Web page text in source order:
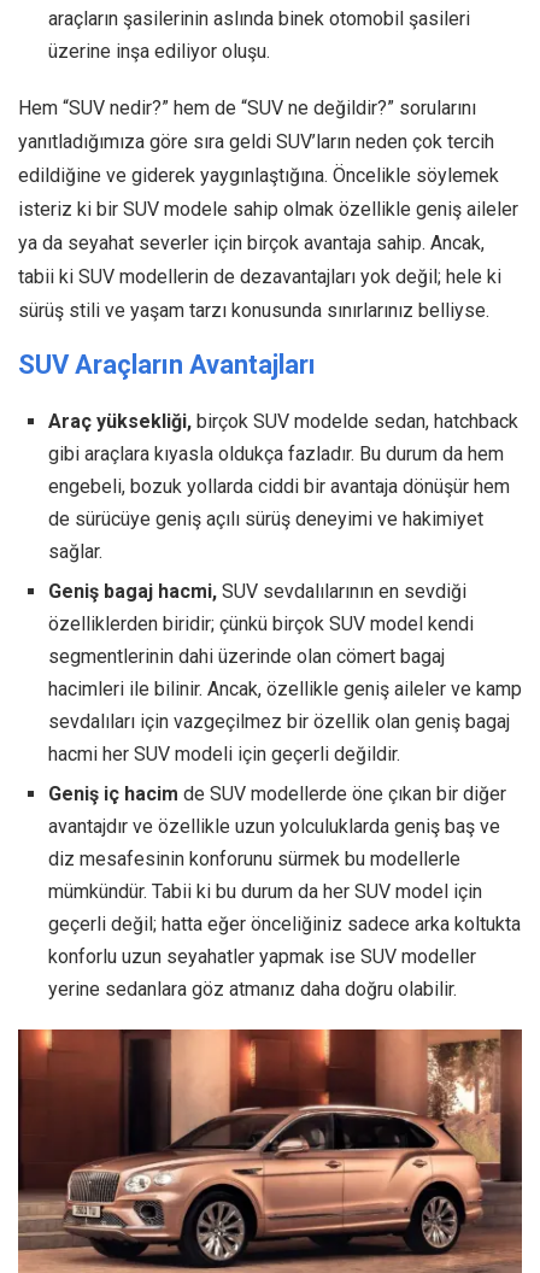
araçların şasilerinin aslında binek otomobil şasileri
üzerine inşa ediliyor oluşu.
Hem “SUV nedir?” hem de “SUV ne değildir?” sorularını
yanıtladığımıza göre sıra geldi SUV’ların neden çok tercih
edildiğine ve giderek yaygınlaştığına. Öncelikle söylemek
isteriz ki bir SUV modele sahip olmak özellikle geniş aileler
ya da seyahat severler için birçok avantaja sahip. Ancak,
tabii ki SUV modellerin de dezavantajları yok değil; hele ki
sürüş stili ve yaşam tarzı konusunda sınırlarınız belliyse.
SUV Araçların Avantajları
Araç yüksekliği, birçok SUV modelde sedan, hatchback
gibi araçlara kıyasla oldukça fazladır. Bu durum da hem
engebeli, bozuk yollarda ciddi bir avantaja dönüşür hem
de sürücüye geniş açılı sürüş deneyimi ve hakimiyet
sağlar.
Geniş bagaj hacmi, SUV sevdalılarının en sevdiği
özelliklerden biridir; çünkü birçok SUV model kendi
segmentlerinin dahi üzerinde olan cömert bagaj
hacimleri ile bilinir. Ancak, özellikle geniş aileler ve kamp
sevdalıları için vazgeçilmez bir özellik olan geniş bagaj
hacmi her SUV modeli için geçerli değildir.
Geniş iç hacim de SUV modellerde öne çıkan bir diğer
avantajdır ve özellikle uzun yolculuklarda geniş baş ve
diz mesafesinin konforunu sürmek bu modellerle
mümkündür. Tabii ki bu durum da her SUV model için
geçerli değil; hatta eğer önceliğiniz sadece arka koltukta
konforlu uzun seyahatler yapmak ise SUV modeller
yerine sedanlara göz atmanız daha doğru olabilir.